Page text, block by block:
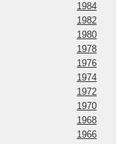
1984
1982
1980
1978
1976
1974
1972
1970
1968
1966